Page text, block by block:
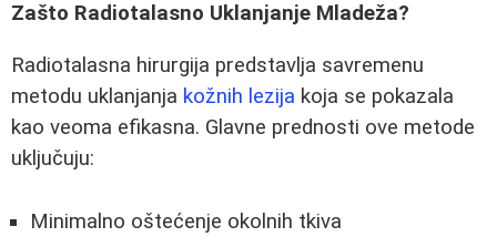
Zašto Radiotalasno Uklanjanje Mladeža?
Radiotalasna hirurgija predstavlja savremenu
metodu uklanjanja kožnih lezija koja se pokazala
kao veoma efikasna. Glavne prednosti ove metode
uključuju:
Minimalno oštećenje okolnih tkiva